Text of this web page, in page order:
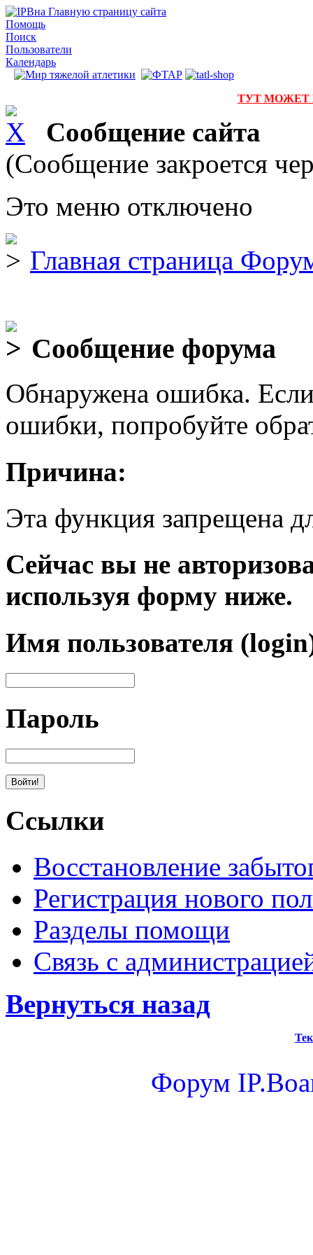
на Главную страницу сайта
Помощь
Поиск
Пользователи
Календарь
ТУТ МОЖЕТ
Сообщение сайта
(Сообщение закроется
Это меню отключено
Главная страница
Сообщение форума
Обнаружена ошибка.
ошибки, попробуйте
Причина:
Эта функция запрещена
Сейчас вы не
используя форму ниже.
Имя пользователя
Пароль
Ссылки
Восстановление
Регистрация нового
Разделы помощи
Связь с
Вернуться назад
Форум